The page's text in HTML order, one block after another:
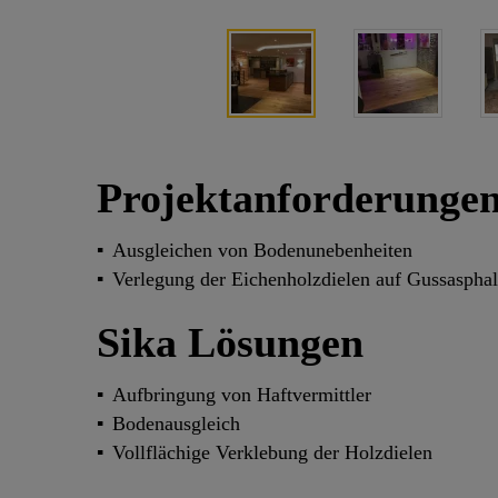
Ausgleichen von Bodenunebenheiten
Verlegung der Eichenholzdielen auf
Sika Lösungen
Aufbringung von Haftvermittler
Bodenausgleich
Vollflächige Verklebung der Holzdielen